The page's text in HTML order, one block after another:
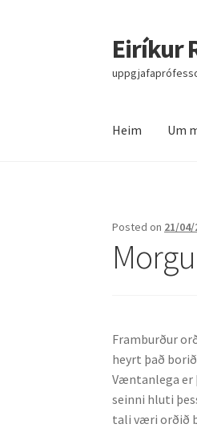
Fara
beint
í
Hoppa
yfir
í
Eiríkur
Heim Um
Posted on 21/04/
Framburður
heyrt það
Væntanlega er
seinni hluti
tali væri orðið